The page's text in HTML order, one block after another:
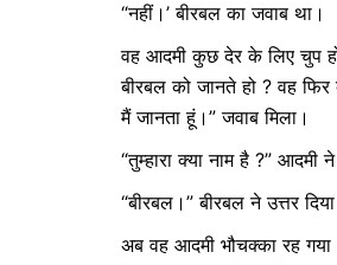
“नहीं।’ बीरबल का जवाब था।
वह आदमी कुछ देर के लिए चुप
बीरबल को जानते हो ? वह
मैं जानता हूं।” जवाब मिला।
“तुम्हारा क्या नाम है ?” आदमी
“बीरबल।” बीरबल ने उत्तर
अब वह आदमी भौचक्का रह